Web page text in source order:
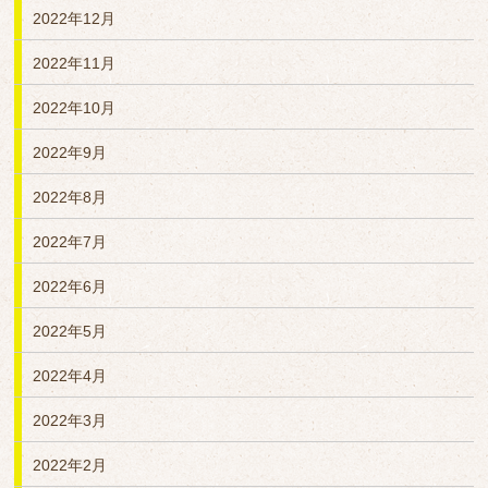
2022年12月
2022年11月
2022年10月
2022年9月
2022年8月
2022年7月
2022年6月
2022年5月
2022年4月
2022年3月
2022年2月